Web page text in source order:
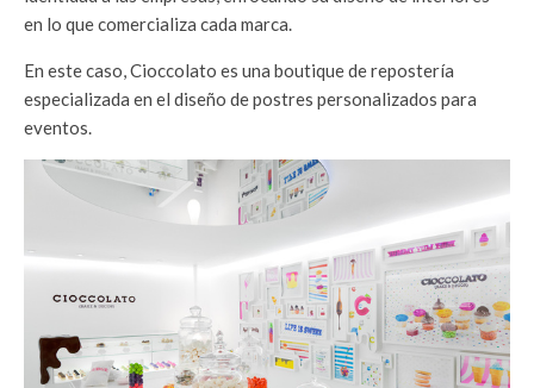
en lo que comercializa cada marca.
En este caso, Cioccolato es una boutique de repostería
especializada en el diseño de postres personalizados para
eventos.